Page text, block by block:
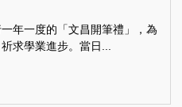
年一度的「文昌開筆禮」，為
求學業進步。當日...